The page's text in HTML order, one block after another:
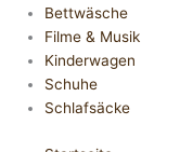
Bettwäsche
Filme & Musik
Kinderwagen
Schuhe
Schlafsäcke